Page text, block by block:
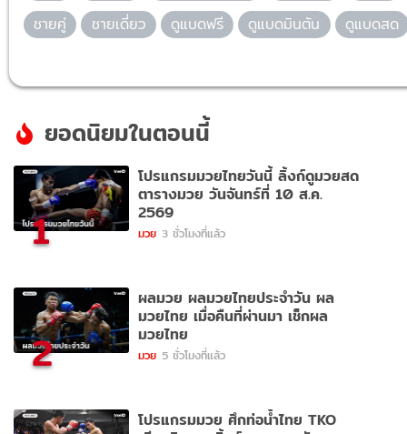
ชายคู่
ชายเดี่ยว ดูแบดฟรี ดูแบดมินตัน ดูแบดสด
ยอดนิยมในตอนนี้
1
โปรแกรมมวยไทยวันนี้ ลิ้งก์ดูมวยสด
ตารางมวย วันจันทร์ที่ 10 ส.ค.
2569
มวย 3 ชั่วโมงที่แล้ว
2
ผลมวย ผลมวยไทยประจำวัน ผล
มวยไทย เมื่อคืนที่ผ่านมา เช็กผล
มวยไทย
มวย 5 ชั่วโมงที่แล้ว
โปรแกรมมวย ศึกท่อน้ำไทย TKO